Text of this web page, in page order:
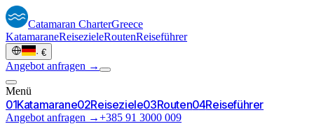
Catamaran CharterGreece
KatamaraneReisezieleRoutenReiseführer
· €
Angebot anfragen →
Menü
01Katamarane02Reiseziele03Routen04Reiseführer
Angebot anfragen →+385 91 3000 009